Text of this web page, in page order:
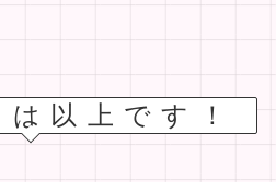
以上です！